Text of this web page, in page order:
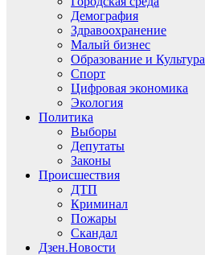
Демография
Здравоохранение
Малый бизнес
Образование и Культура
Спорт
Цифровая экономика
Экология
Политика
Выборы
Депутаты
Законы
Происшествия
ДТП
Криминал
Пожары
Скандал
Дзен.Новости